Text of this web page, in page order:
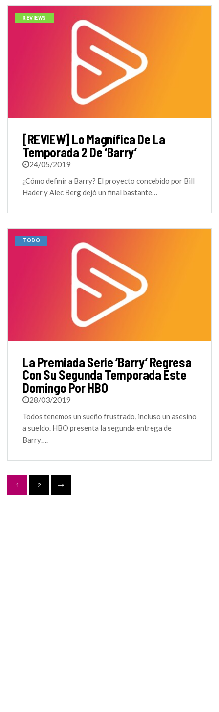
REVIEWS
[REVIEW] Lo Magnífica De La
Temporada 2 De ‘Barry’
24/05/2019
¿Cómo definir a Barry? El proyecto concebido por Bill
Hader y Alec Berg dejó un final bastante…
TODO
La Premiada Serie ‘Barry’ Regresa
Con Su Segunda Temporada Este
Domingo Por HBO
28/03/2019
Todos tenemos un sueño frustrado, incluso un asesino
a sueldo. HBO presenta la segunda entrega de
Barry….
1 2